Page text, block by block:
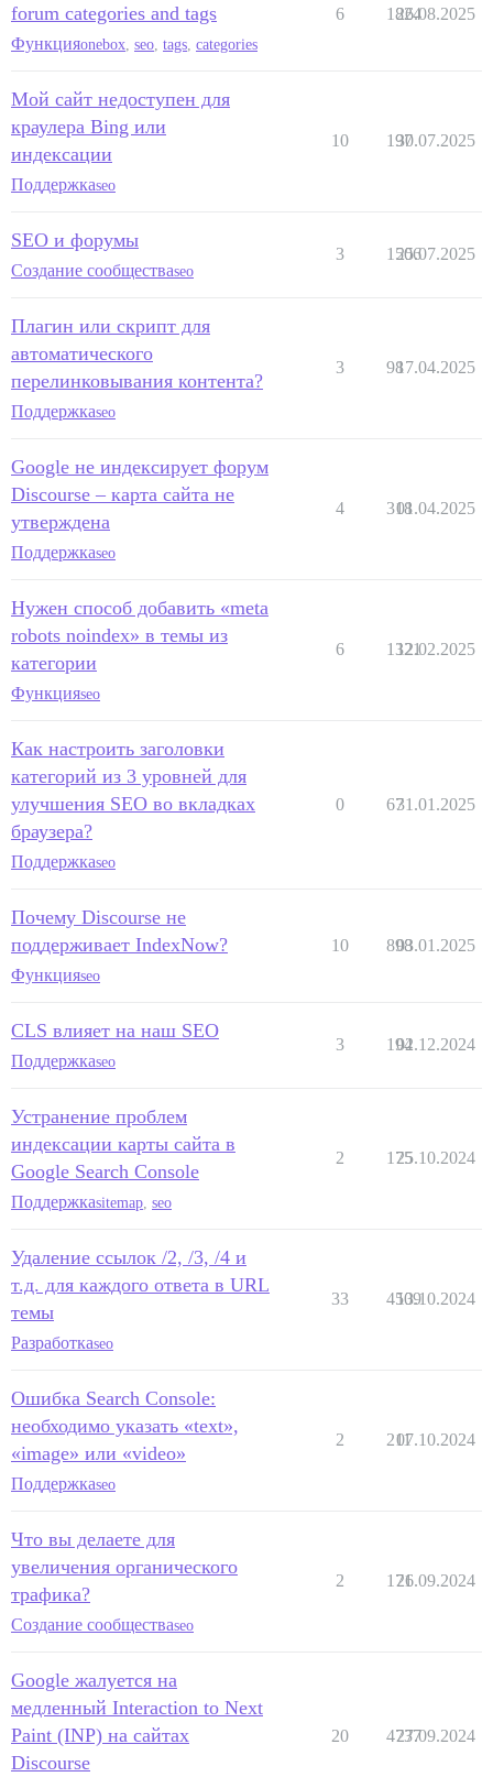
forum categories and tags
Функцияonebox seo tags categories
6 1824
26.08.2025
Мой сайт недоступен для
краулера Bing или
индексации
Поддержкаseo
10 197
30.07.2025
SEO и форумы
Создание сообществаseo
3 1506
25.07.2025
Плагин или скрипт для
автоматического
перелинковывания контента?
Поддержкаseo
3 9817.04.2025
Google не индексирует форум
Discourse – карта сайта не
утверждена
Поддержкаseo
4 318
01.04.2025
Нужен способ добавить «meta
robots noindex» в темы из
категории
Функцияseo
6 1321
12.02.2025
Как настроить заголовки
категорий из 3 уровней для
улучшения SEO во вкладках
браузера?
Поддержкаseo
0 6731.01.2025
Почему Discourse не
поддерживает IndexNow?
Функцияseo
10 898
03.01.2025
CLS влияет на наш SEO
Поддержкаseo
3 194
02.12.2024
Устранение проблем
индексации карты сайта в
Google Search Console
Поддержкаsitemap seo
2 175
25.10.2024
Удаление ссылок /2, /3, /4 и
т.д. для каждого ответа в URL
темы
Разработкаseo
33 4509
13.10.2024
Ошибка Search Console:
необходимо указать «text»,
«image» или «video»
Поддержкаseo
2 211
07.10.2024
Что вы делаете для
увеличения органического
трафика?
Создание сообществаseo
2 171
26.09.2024
Google жалуется на
медленный Interaction to Next
Paint (INP) на сайтах
Discourse
20 4737
27.09.2024